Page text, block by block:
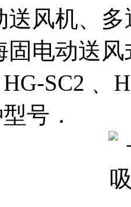
送风机、
固电动送
SC2﹑
号．